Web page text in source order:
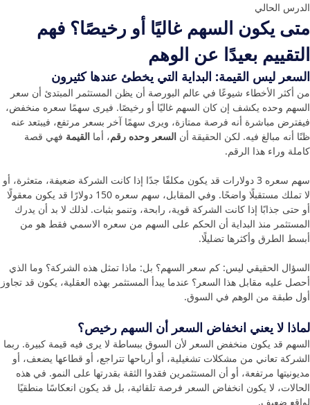
الدرس الحالي
متى يكون السهم غاليًا أو رخيصًا؟ فهم
التقييم بعيدًا عن الوهم
السعر ليس القيمة: البداية التي يخطئ عندها كثيرون
من أكثر الأخطاء شيوعًا في عالم البورصة أن يظن المستثمر المبتدئ أن سعر
السهم وحده يكشف إن كان السهم غاليًا أو رخيصًا. فيرى سهمًا سعره منخفض،
فيفترض مباشرة أنه فرصة ممتازة، ويرى سهمًا آخر بسعر مرتفع، فيبتعد عنه
ظنًا أنه مبالغ فيه. لكن الحقيقة أن السعر وحده رقم، أما القيمة فهي قصة
كاملة وراء هذا الرقم.
سهم سعره 3 دولارات قد يكون مكلفًا جدًا إذا كانت الشركة ضعيفة، متعثرة، أو
لا تملك مستقبلًا واضحًا. وفي المقابل، سهم سعره 150 دولارًا قد يكون معقولًا
أو حتى جذابًا إذا كانت الشركة قوية، رابحة، وتنمو بثبات. لذلك لا بد أن يدرك
المستثمر منذ البداية أن الحكم على السهم من سعره الاسمي فقط هو من
أبسط الطرق وأكثرها تضليلًا.
السؤال الحقيقي ليس: كم سعر السهم؟ بل: ماذا تمثل هذه الشركة؟ وما الذي
أحصل عليه مقابل هذا السعر؟ عندما يبدأ المستثمر بهذه العقلية، يكون قد تجاوز
أول طبقة من الوهم في السوق.
لماذا لا يعني انخفاض السعر أن السهم رخيص؟
السهم قد يكون منخفض السعر لأن السوق ببساطة لا يرى فيه قيمة كبيرة. ربما
الشركة تعاني من مشكلات تشغيلية، أو أرباحها تتراجع، أو قطاعها يضعف، أو
مديونيتها مرتفعة، أو أن المستثمرين فقدوا الثقة بقدرتها على النمو. في هذه
الحالات، لا يكون انخفاض السعر فرصة تلقائية، بل قد يكون انعكاسًا منطقيًا
لواقع ضعيف.